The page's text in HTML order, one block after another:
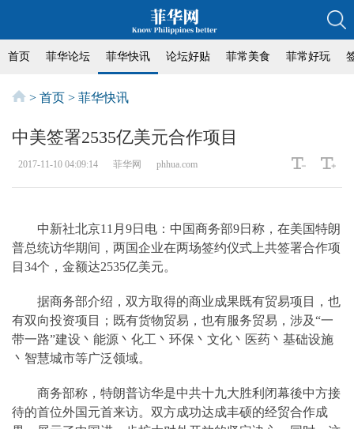
首页 菲华论坛 菲华快讯 论坛好贴 菲常美食 菲常好玩
> 首页 > 菲华快讯
中美签署2535亿美元合作项目
2017-11-10 04:09:14 菲华网 phhua.com
中新社北京11月9日电：中国商务部9日称，在美国特朗
普总统访华期间，两国企业在两场签约仪式上共签署合作项
目34个，金额达2535亿美元。
据商务部介绍，双方取得的商业成果既有贸易项目，也
有双向投资项目；既有货物贸易，也有服务贸易，涉及“一
带一路”建设丶能源丶化工丶环保丶文化丶医药丶基础设施
丶智慧城市等广泛领域。
商务部称，特朗普访华是中共十九大胜利闭幕後中方接
待的首位外国元首来访。双方成功达成丰硕的经贸合作成